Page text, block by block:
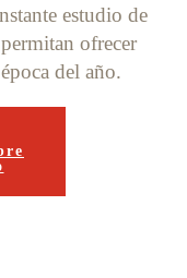
estudio de
ofrecer
del año.